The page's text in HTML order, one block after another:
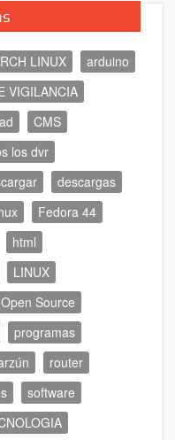
LINUX
arduino
VIGILANCIA
CMS
los dvr
descargas
Fedora 44
html
LINUX
Open Source
programas
router
software